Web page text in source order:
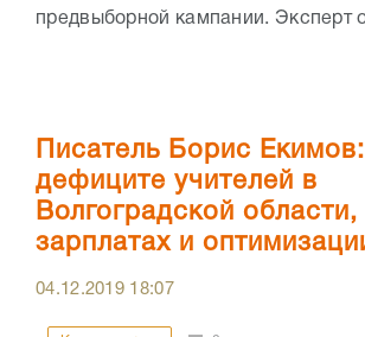
предвыборной кампании. Эксперт
Писатель Борис
дефиците учителей в
Волгоградской
зарплатах и
04.12.2019 18:07